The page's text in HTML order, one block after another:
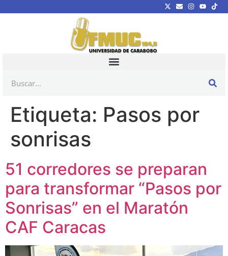
Etiqueta: Pasos por
sonrisas
51 corredores se preparan
para transformar “Pasos por
Sonrisas” en el Maratón
CAF Caracas